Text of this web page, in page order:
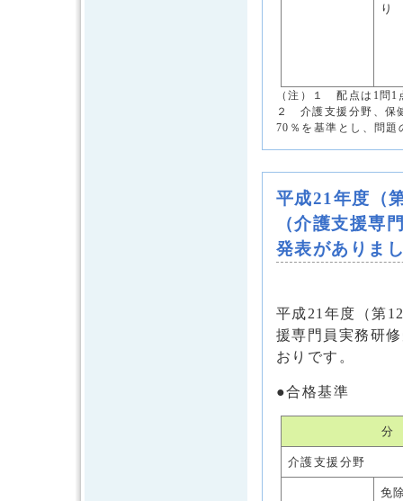
り
（注）１ 配点は1問1
２ 介護支援分野、保
70％を基準とし、問
平成21年度（
（介護支援専
発表がありま
平成21年度（第
援専門員実務研
おりです。
●合格基準
分
介護支援分野
免